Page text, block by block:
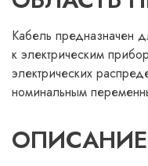
Кабель предназначен
к электрическим
электрических
номинальным
ОПИСАНИЕ